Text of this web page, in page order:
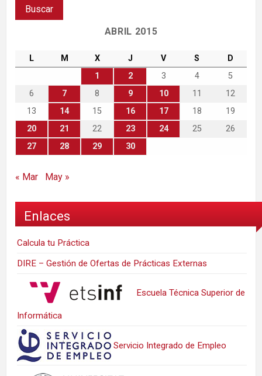
ABRIL 2015
L M X J V S
D
1
2 3 4
5
6
7 8 9 10 11
12
13
14 15 16 17 18
19
20
21 22 23 24 25
26
27
28 29 30
« Mar May »
Enlaces
Calcula tu Práctica
DIRE – Gestión de Ofertas de Prácticas Externas
Escuela Técnica Superior de
Informática
Servicio Integrado de Empleo